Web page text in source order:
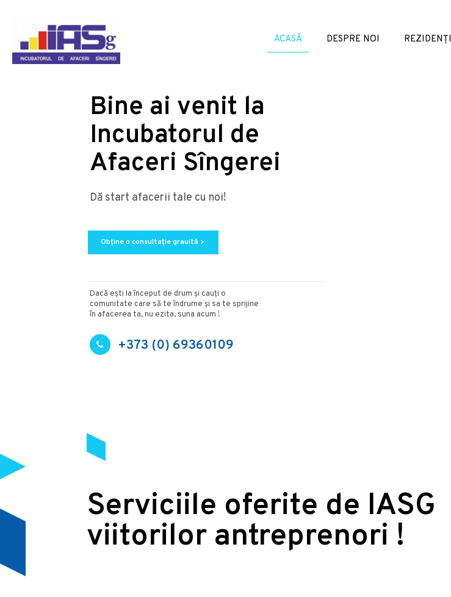
ACASĂ DESPRE NOI REZIDENȚI
Dacă ești la început de drum și cauți o
comunitate care să te îndrume și sa te sprijine
în afacerea ta, nu ezita, suna acum !
Bine ai venit la
Incubatorul de
Afaceri Sîngerei
Dă start afacerii tale cu noi!
+373 (0) 69360109
Obține o consultație grauită chevron_right
Serviciile oferite de IASG
viitorilor antreprenori !